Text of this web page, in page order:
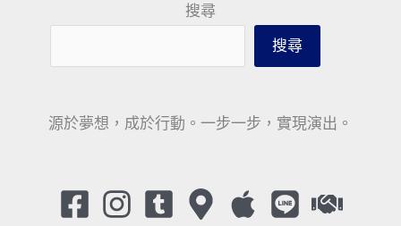
搜尋
搜尋
源於夢想，成於行動。一步一步，實現演出。